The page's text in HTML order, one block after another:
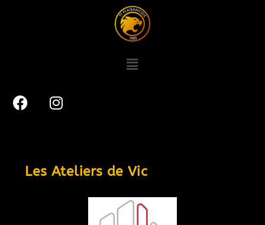
Les Ateliers de Vic